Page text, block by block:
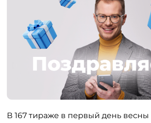
В 167 тираже в первый день весны